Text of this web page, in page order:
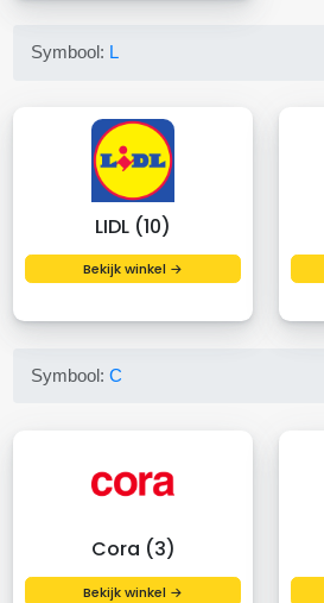
Symbool: L
LIDL (10)
Bekijk winkel →
Symbool:C
Cora (3)
Bekijk winkel →